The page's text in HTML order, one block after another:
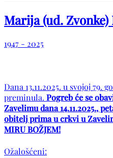
Marija (ud.
1947 - 2025
Dana 13.11.2025. u svojoj 79.
preminula. Pogreb će se
Zavelimu dana 14.11.2025.,
obitelj prima u crkvi u
MIRU BOŽJEM!
Ožalošćeni: